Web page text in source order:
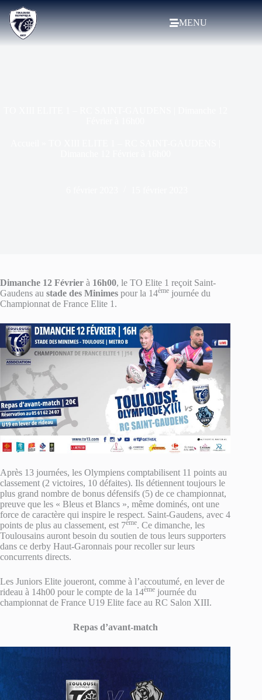
MENU
Dimanche 12 Février à 16h00, le TO Elite 1 reçoit Saint-
Gaudens au stade des Minimes pour la 14ème journée du
Championnat de France Elite 1.
Après 13 journées, les Olympiens comptabilisent 11 points au
classement (2 victoires, 10 défaites). Ils détiennent toujours le
plus grand nombre de bonus défensifs (5) de ce championnat,
preuve que les « Bleus et Blancs », même dominés, ont une
force de caractère qui inspire le respect. Saint-Gaudens, avec 4
points de plus au classement, est 7ème. Ce dimanche, les
Toulousains auront besoin du soutien de tous leurs supporters
dans ce derby Haut-Garonnais pour recoller sur leurs
concurrents directs.
Les Juniors Elite joueront, comme à l’accoutumé, en lever de
rideau à 14h00 pour le compte de la 14ème journée du
championnat de France U19 Elite face au RC Salon XIII.
Repas d’avant-match